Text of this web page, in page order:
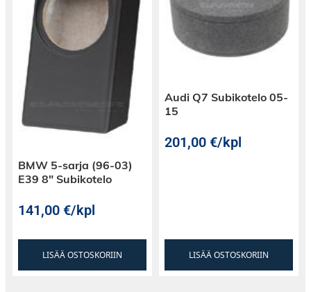
BMW 5-sarja (96-03)
E39 8″ Subikotelo
141,00€/kpl
LISÄÄ OSTOSKORIIN
Audi Q7 Subikotelo 05-
15
201,00€/kpl
LISÄÄ OSTOSKORIIN